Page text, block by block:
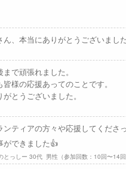
、本当にありがとうございまし
で頑張れました。
様の応援あってのことです。
とうございました。
ンティアの方々や応援してくださ
ができました👍
っしー 30代 男性（参加回数：10回〜14回